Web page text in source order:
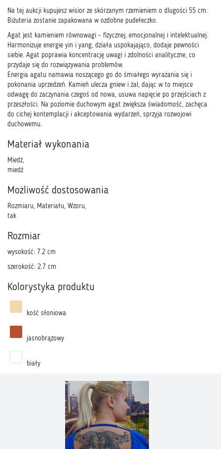
Na tej aukcji kupujesz wisior ze skórzanym rzemieniem o dlugości 55 cm.
Biżuteria zostanie zapakowana w ozdobne pudełeczko.
Agat jest kamieniem równowagi - fizycznej, emocjonalnej i intelektualnej.
Harmonizuje energie yin i yang, działa uspokajająco, dodaje pewności
siebie. Agat poprawia koncentrację uwagi i zdolności analityczne, co
przydaje się do rozwiązywania problemów.
Energia agatu namawia noszącego go do śmiałego wyrażania się i
pokonania uprzedzeń. Kamień ulecza gniew i żal, dając w to miejsce
odwagę do zaczynania czegoś od nowa, usuwa napięcie po przejściach z
przeszłości. Na poziomie duchowym agat zwiększa świadomość, zachęca
do cichej kontemplacji i akceptowania wydarzeń, sprzyja rozwojowi
duchowemu.
Materiał wykonania
Miedź,
miedź
Możliwość dostosowania
Rozmiaru, Materiału, Wzoru,
tak
Rozmiar
wysokość: 7.2 cm
szerokość: 2.7 cm
Kolorystyka produktu
kość słoniowa
jasnobrązowy
biały